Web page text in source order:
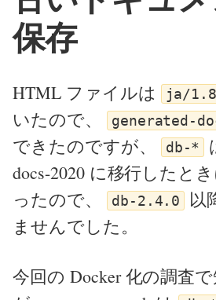
保存
HTML ファイルは ja/
いたので、
generated-
できたのですが、
db-*
docs-2020 に移行したと
ったので、
db-2.4.0
以
ませんでした。
今回の Docker 化の調査